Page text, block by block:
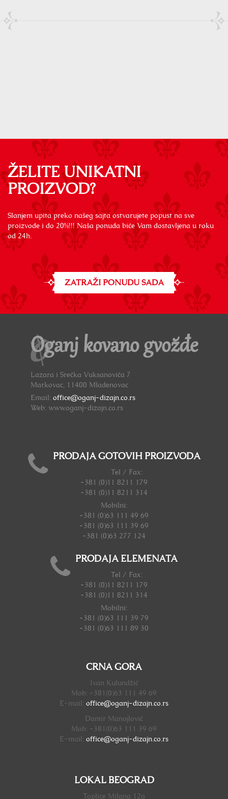
ŽELITE UNIKATNI
PROIZVOD?
Slanjem upita preko našeg sajta ostvarujete popust na sve
proizvode i do 20%!!! Naša ponuda biće Vam dostavljena u roku
od 24h.
ZATRAŽI PONUDU SADA
Oganj kovano gvožđe
Lazara i Srećka Vuksanovića 7
Markovac, 11400 Mladenovac
Email: office@oganj-dizajn.co.rs
Web: www.oganj-dizajn.co.rs
PRODAJA GOTOVIH PROIZVODA
Tel / Fax:
+381 (0)11 8211 179
+381 (0)11 8211 314
Mobilni:
+381 (0)63 111 49 69
+381 (0)63 111 39 69
+381 (0)63 277 124
PRODAJA ELEMENATA
Tel / Fax:
+381 (0)11 8211 179
+381 (0)11 8211 314
Mobilni:
+381 (0)63 111 39 79
+381 (0)63 111 89 30
CRNA GORA
Ivan Kulundžić
Mob: +381(0)63 111 49 69
E-mail: office@oganj-dizajn.co.rs
Damir Manojlović
Mob: +381(0)63 111 39 69
E-mail: office@oganj-dizajn.co.rs
LOKAL BEOGRAD
Toplice Milana 12a